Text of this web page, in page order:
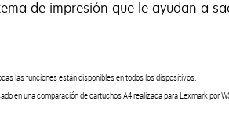
de impresión que le ayudan a
las funciones están disponibles en todos los dispositivos.
en una comparación de cartuchos A4 realizada para Lexmark por